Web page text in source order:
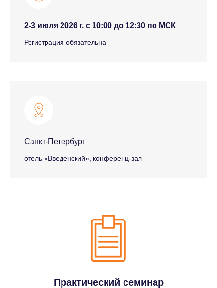
2-3 июля 2026 г. с 10:00 до 12:30 по МСК
Регистрация обязательна
Санкт-Петербург
отель «Введенский», конференц-зал
Практический семинар